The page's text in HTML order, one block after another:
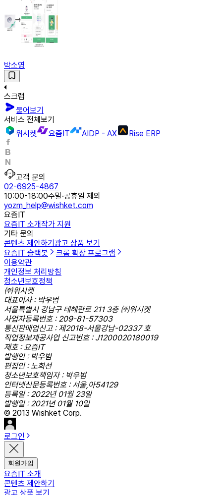
박소영
스크랩
물어보기
서비스 전체보기
위시켓
요즘IT AIDP - AX Rise ERP
고객 문의
02-6925-4867
10:00-18:00주말·공휴일 제외
yozm_help@wishket.com
요즘IT
요즘IT 소개작가 지원
기타 문의
콘텐츠 제안하기 광고 상품 보기
요즘IT 슬랙봇
크롬 확장 프로그램
이용약관
개인정보 처리방침
청소년보호정책
㈜위시켓
대표이사 : 박우범
서울특별시 강남구 테헤란로 211 3층 ㈜위시켓
사업자등록번호 : 209-81-57303
통신판매업신고 : 제2018-서울강남-02337 호
직업정보제공사업 신고번호 : J1200020180019
제호 : 요즘IT
발행인 : 박우범
편집인 : 노희선
청소년보호책임자 : 박우범
인터넷신문등록번호 : 서울,아54129
등록일 : 2022년 01월 23일
발행일 : 2021년 01월 10일
© 2013 Wishket Corp.
로그인
회원가입
요즘IT 소개
콘텐츠 제안하기
광고 상품 보기